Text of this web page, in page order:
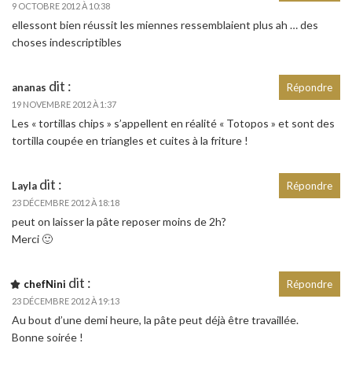
9 OCTOBRE 2012 À 10:38
ellessont bien réussit les miennes ressemblaient plus ah … des
choses indescriptibles
ananas dit :
19 NOVEMBRE 2012 À 1:37
Les « tortillas chips » s’appellent en réalité « Totopos » et sont des
tortilla coupée en triangles et cuites à la friture !
Répondre
Layla dit :
23 DÉCEMBRE 2012 À 18:18
peut on laisser la pâte reposer moins de 2h?
Merci 🙂
Répondre
chefNini dit :
23 DÉCEMBRE 2012 À 19:13
Au bout d’une demi heure, la pâte peut déjà être travaillée.
Bonne soirée !
Répondre